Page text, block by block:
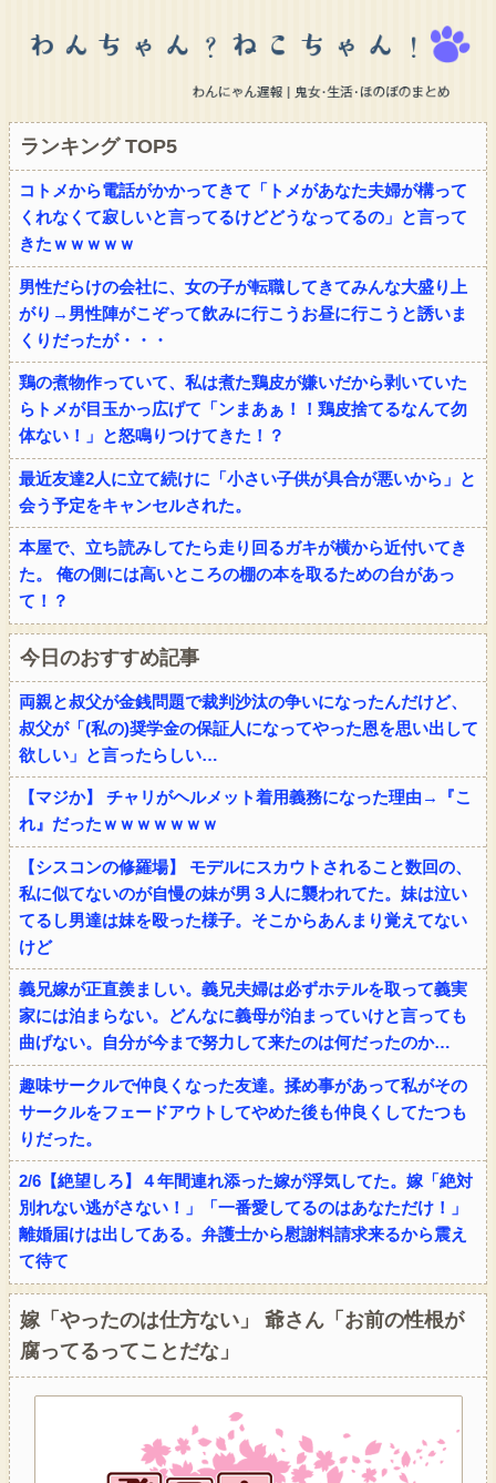
ランキング TOP5
コトメから電話がかかってきて「トメがあなた夫婦が構って
くれなくて寂しいと言ってるけどどうなってるの」と言って
きたｗｗｗｗｗ
男性だらけの会社に、女の子が転職してきてみんな大盛り上
がり→男性陣がこぞって飲みに行こうお昼に行こうと誘いま
くりだったが・・・
鶏の煮物作っていて、私は煮た鶏皮が嫌いだから剥いていた
らトメが目玉かっ広げて「ンまあぁ！！鶏皮捨てるなんて勿
体ない！」と怒鳴りつけてきた！？
最近友達2人に立て続けに「小さい子供が具合が悪いから」と
会う予定をキャンセルされた。
本屋で、立ち読みしてたら走り回るガキが横から近付いてき
た。 俺の側には高いところの棚の本を取るための台があっ
て！？
今日のおすすめ記事
両親と叔父が金銭問題で裁判沙汰の争いになったんだけど、
叔父が「(私の)奨学金の保証人になってやった恩を思い出して
欲しい」と言ったらしい…
【マジか】 チャリがヘルメット着用義務になった理由→『こ
れ』だったｗｗｗｗｗｗｗ
【シスコンの修羅場】 モデルにスカウトされること数回の、
私に似てないのが自慢の妹が男３人に襲われてた。妹は泣い
てるし男達は妹を殴った様子。そこからあんまり覚えてない
けど
義兄嫁が正直羨ましい。義兄夫婦は必ずホテルを取って義実
家には泊まらない。どんなに義母が泊まっていけと言っても
曲げない。自分が今まで努力して来たのは何だったのか…
趣味サークルで仲良くなった友達。揉め事があって私がその
サークルをフェードアウトしてやめた後も仲良くしてたつも
りだった。
2/6【絶望しろ】４年間連れ添った嫁が浮気してた。嫁「絶対
別れない逃がさない！」「一番愛してるのはあなただけ！」
離婚届けは出してある。弁護士から慰謝料請求来るから震え
て待て
嫁「やったのは仕方ない」 爺さん「お前の性根が
腐ってるってことだな」